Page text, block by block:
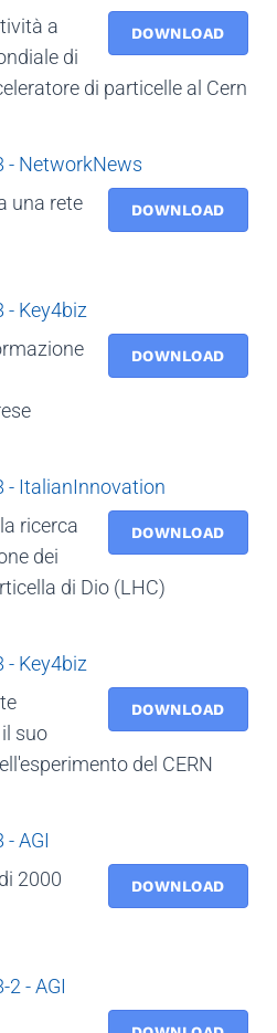
DOWNLOAD
a
di
di particelle al Cern
- NetworkNews
DOWNLOAD
una rete
- Key4biz
DOWNLOAD
- ItalianInnovation
DOWNLOAD
ricerca
dei
di Dio (LHC)
- Key4biz
DOWNLOAD
suo
del CERN
AGI
DOWNLOAD
2000
- AGI